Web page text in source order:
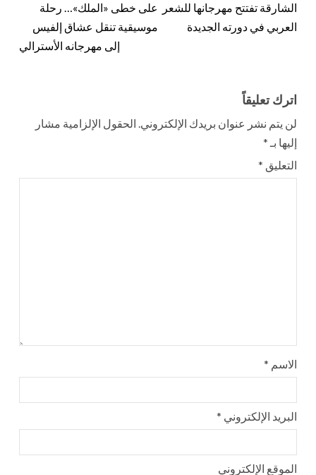
الشارقة تفتتح مهرجانها للشعر
العربي في دورته الجديدة
على خطى «الملك»… رحلة
موسيقية تنقل عشاق إلفيس
إلى مهرجانه الأسترالي
اترك تعليقاً
لن يتم نشر عنوان بريدك الإلكتروني. الحقول الإلزامية مشار
إليها بـ *
التعليق *
الاسم *
البريد الإلكتروني *
الموقع الإلكتروني